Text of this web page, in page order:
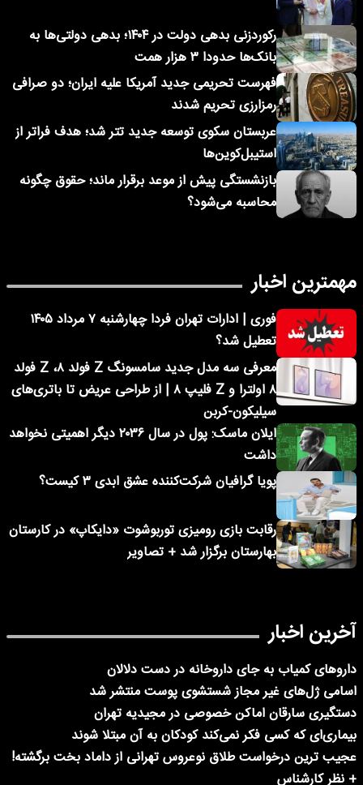
رکوردزنی بدهی دولت در ۱۴۰۴؛ بدهی دولتی‌ها به
بانک‌ها حدودا ۳ هزار همت
فهرست تحریمی جدید آمریکا علیه ایران؛ دو صرافی
رمزارزی تحریم شدند
عربستان سکوی توسعه جدید تتر شد؛ هدف فراتر از
استیبل‌کوین‌ها
بازنشستگی پیش از موعد برقرار ماند؛ حقوق چگونه
محاسبه می‌شود؟
مهمترین اخبار
فوری | ادارات تهران فردا چهارشنبه ۷ مرداد ۱۴۰۵
تعطیل شد؟
معرفی سه مدل جدید سامسونگ Z فولد ۸، Z فولد
۸ اولترا و Z فلیپ ۸ | از طراحی عریض تا باتری‌های
سیلیکون-کربن
ایلان ماسک: پول در سال ۲۰۳۶ دیگر اهمیتی نخواهد
داشت
پویا گرافیان شرکت‌کننده عشق ابدی ۳ کیست؟
رقابت بازی رومیزی توربوشوت «دایکاپ» در کارستان
بهارستان برگزار شد + تصاویر
آخرین اخبار
داروهای کمیاب به جای داروخانه در دست دلالان
اسامی ژل‌های غیر مجاز شستشوی پوست منتشر شد
دستگیری سارقان اماکن خصوصی در مجیدیه تهران
بیماری‌ای که کسی فکر نمی‌کند کودکان به آن مبتلا شوند
عجیب ترین درخواست طلاق نوعروس تهرانی از داماد بخت برگشته!
+ نظر کارشناس